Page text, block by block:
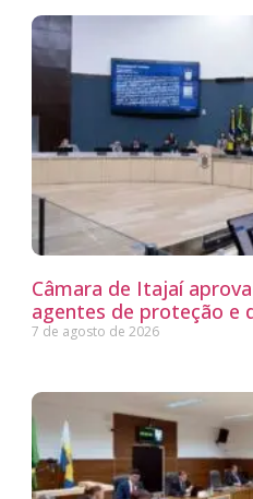
Câmara de Itajaí
agentes de proteção e
7 de agosto de 2026